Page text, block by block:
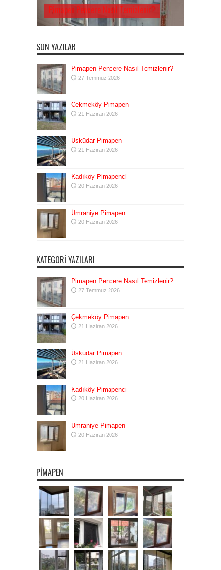
Pimapen Pencere Nasıl Temizlenir?
SON YAZILAR
Pimapen Pencere Nasıl Temizlenir?
27 Temmuz 2026
Çekmeköy Pimapen
21 Haziran 2026
Üsküdar Pimapen
21 Haziran 2026
Kadıköy Pimapenci
20 Haziran 2026
Ümraniye Pimapen
20 Haziran 2026
KATEGORI YAZILARI
Pimapen Pencere Nasıl Temizlenir?
27 Temmuz 2026
Çekmeköy Pimapen
21 Haziran 2026
Üsküdar Pimapen
21 Haziran 2026
Kadıköy Pimapenci
20 Haziran 2026
Ümraniye Pimapen
20 Haziran 2026
PIMAPEN